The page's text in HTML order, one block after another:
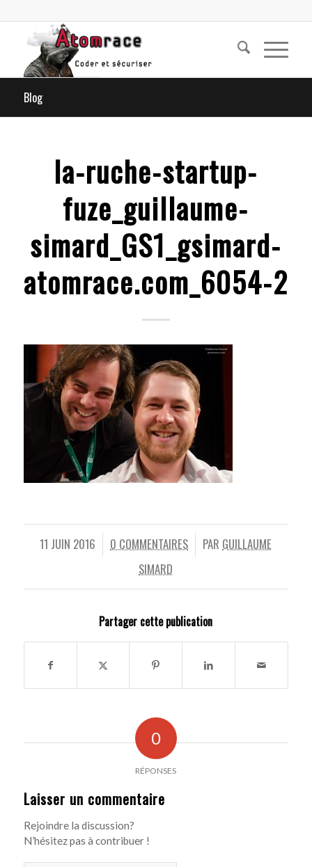
Blog
la-ruche-startup-
fuze_guillaume-
simard_GS1_gsimard-
atomrace.com_6054-2
11 JUIN 2016
/ 0 COMMENTAIRES
/ PAR GUILLAUME
SIMARD
Partager cette publication
0
RÉPONSES
Laisser un commentaire
Rejoindre la discussion?
N’hésitez pas à contribuer !